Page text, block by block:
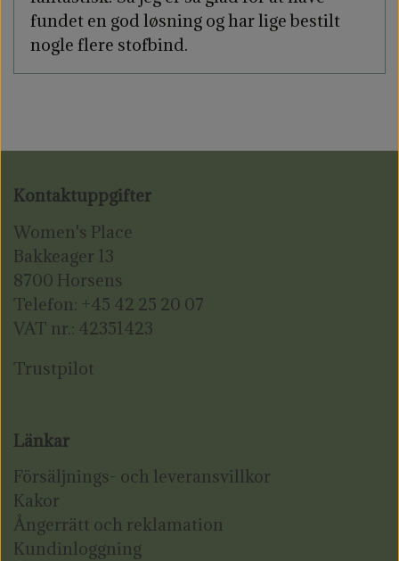
fundet en god løsning og har lige bestilt
nogle flere stofbind.
Kontaktuppgifter
Women's Place
Bakkeager 13
8700 Horsens
Telefon: +45 42 25 20 07
VAT nr.: 42351423
Trustpilot
Länkar
Försäljnings- och leveransvillkor
Kakor
Ångerrätt och reklamation
Kundinloggning